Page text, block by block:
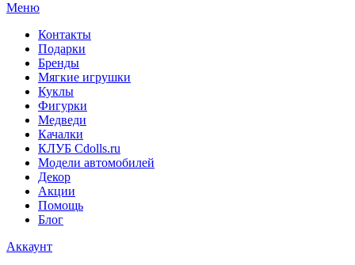
Меню
Контакты
Подарки
Бренды
Мягкие игрушки
Куклы
Фигурки
Медведи
Качалки
КЛУБ Cdolls.ru
Модели автомобилей
Декор
Акции
Помощь
Блог
Аккаунт